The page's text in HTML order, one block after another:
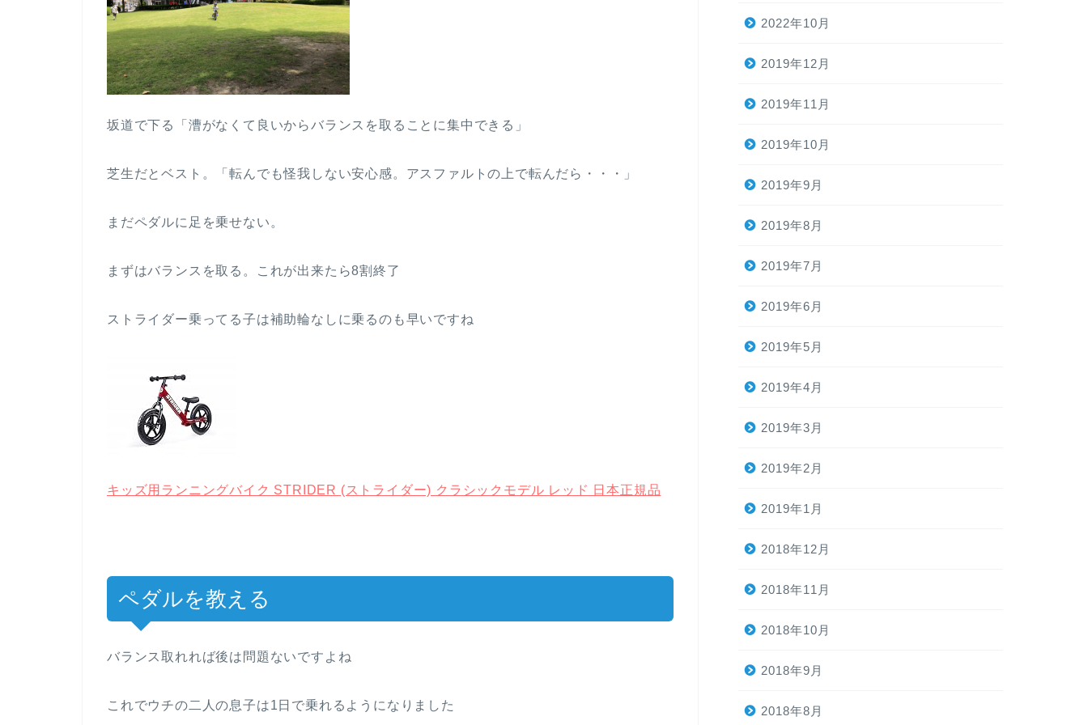
坂道で下る「漕がなくて良いからバランスを取ることに集中できる」
芝生だとベスト。「転んでも怪我しない安心感。アスファルトの上で転んだら・・・」
まだペダルに足を乗せない。
まずはバランスを取る。これが出来たら8割終了
ストライダー乗ってる子は補助輪なしに乗るのも早いですね
キッズ用ランニングバイク STRIDER (ストライダー) クラシックモデル レッド 日本正規品
ペダルを教える
バランス取れれば後は問題ないですよね
これでウチの二人の息子は1日で乗れるようになりました
2022年10月
2019年12月
2019年11月
2019年10月
2019年9月
2019年8月
2019年7月
2019年6月
2019年5月
2019年4月
2019年3月
2019年2月
2019年1月
2018年12月
2018年11月
2018年10月
2018年9月
2018年8月